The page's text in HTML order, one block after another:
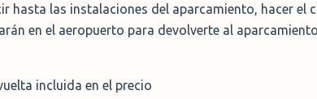
las instalaciones del aparcamiento, hacer el
en el aeropuerto para devolverte al
incluida en el precio